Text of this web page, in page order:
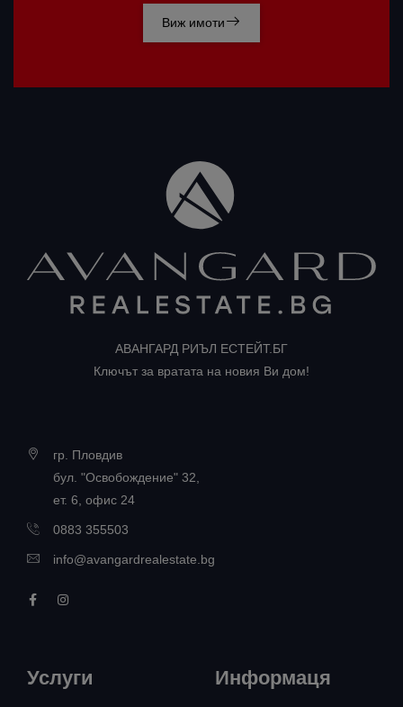
Виж имоти
АВАНГАРД РИЪЛ ЕСТЕЙТ.БГ
Ключът за вратата на новия Ви дом!
гр. Пловдив
бул. "Освобождение" 32,
ет. 6, офис 24
0883 355503
info@avangardrealestate.bg
Услуги Информаця